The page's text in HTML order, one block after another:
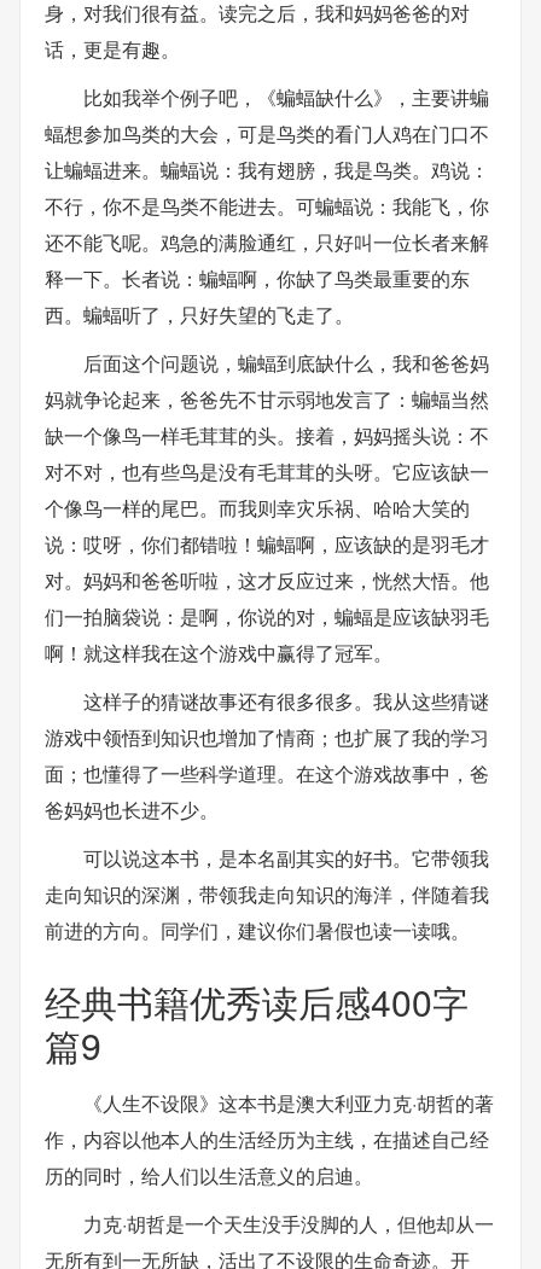
身，对我们很有益。读完之后，我和妈妈爸爸的对
话，更是有趣。
比如我举个例子吧，《蝙蝠缺什么》，主要讲蝙
蝠想参加鸟类的大会，可是鸟类的看门人鸡在门口不
让蝙蝠进来。蝙蝠说：我有翅膀，我是鸟类。鸡说：
不行，你不是鸟类不能进去。可蝙蝠说：我能飞，你
还不能飞呢。鸡急的满脸通红，只好叫一位长者来解
释一下。长者说：蝙蝠啊，你缺了鸟类最重要的东
西。蝙蝠听了，只好失望的飞走了。
后面这个问题说，蝙蝠到底缺什么，我和爸爸妈
妈就争论起来，爸爸先不甘示弱地发言了：蝙蝠当然
缺一个像鸟一样毛茸茸的头。接着，妈妈摇头说：不
对不对，也有些鸟是没有毛茸茸的头呀。它应该缺一
个像鸟一样的尾巴。而我则幸灾乐祸、哈哈大笑的
说：哎呀，你们都错啦！蝙蝠啊，应该缺的是羽毛才
对。妈妈和爸爸听啦，这才反应过来，恍然大悟。他
们一拍脑袋说：是啊，你说的对，蝙蝠是应该缺羽毛
啊！就这样我在这个游戏中赢得了冠军。
这样子的猜谜故事还有很多很多。我从这些猜谜
游戏中领悟到知识也增加了情商；也扩展了我的学习
面；也懂得了一些科学道理。在这个游戏故事中，爸
爸妈妈也长进不少。
可以说这本书，是本名副其实的好书。它带领我
走向知识的深渊，带领我走向知识的海洋，伴随着我
前进的方向。同学们，建议你们暑假也读一读哦。
经典书籍优秀读后感400字
篇9
《人生不设限》这本书是澳大利亚力克·胡哲的著
作，内容以他本人的生活经历为主线，在描述自己经
历的同时，给人们以生活意义的启迪。
力克·胡哲是一个天生没手没脚的人，但他却从一
无所有到一无所缺，活出了不设限的生命奇迹。开